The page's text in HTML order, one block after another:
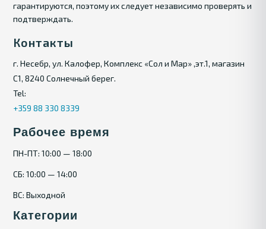
гарантируются, поэтому их следует независимо проверять и
подтверждать.
Контакты
г. Несебр, ул. Калофер, Комплекс «Сол и Мар» ,эт.1, магазин
С1, 8240 Солнечный берег.
Tel:
+359 88 330 8339
Рабочее время
ПН-ПТ: 10:00 — 18:00
СБ: 10:00 — 14:00
ВС: Выходной
Категории